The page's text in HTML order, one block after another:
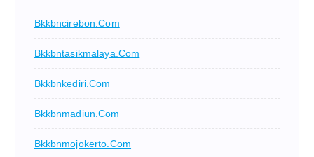
Bkkbncirebon.com
Bkkbntasikmalaya.com
Bkkbnkediri.com
Bkkbnmadiun.com
Bkkbnmojokerto.com